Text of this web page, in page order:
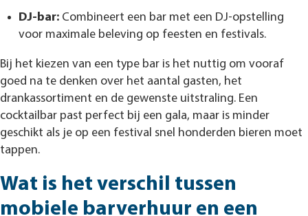
DJ-bar: Combineert een bar met een DJ-opstelling
voor maximale beleving op feesten en festivals.
Bij het kiezen van een type bar is het nuttig om vooraf
goed na te denken over het aantal gasten, het
drankassortiment en de gewenste uitstraling. Een
cocktailbar past perfect bij een gala, maar is minder
geschikt als je op een festival snel honderden bieren moet
tappen.
Wat is het verschil tussen
mobiele barverhuur en een